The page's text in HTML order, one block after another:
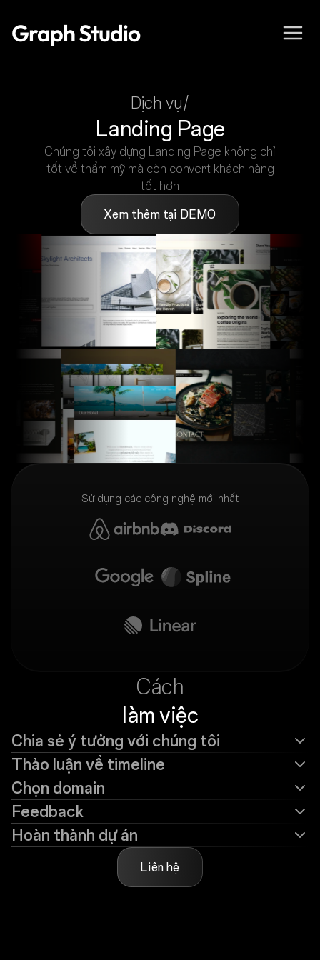
Graph Studio
Dịch vụ/
Landing Page
Chúng tôi xây dựng Landing Page không chỉ
tốt về thẩm mỹ mà còn convert khách hàng
tốt hơn
Xem thêm tại DEMO
Sử dụng các công nghệ mới nhất
Cách
làm việc
Chia sẻ ý tưởng với chúng tôi
Thảo luận về timeline
Chọn domain
Feedback
Hoàn thành dự án
Liên hệ